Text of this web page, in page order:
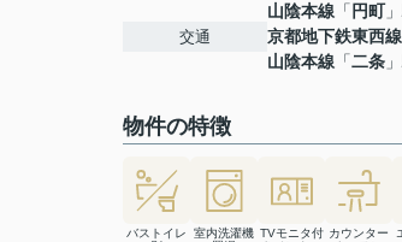
交通
山陰本線 「 円町
京都地下鉄東西線
山陰本線 「二条
物件の特徴
バストイレ
室内洗濯機 TVモニタ付 カウンター